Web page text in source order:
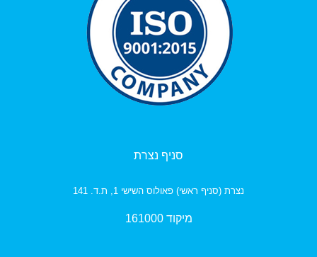
סניף נצרת
נצרת (סניף ראשי) פאולוס השישי 1, ת.ד. 141
מיקוד 161000